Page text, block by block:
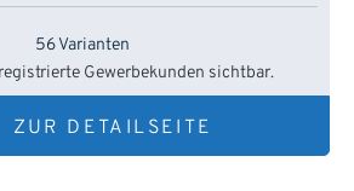
56 Varianten
Gewerbekunden sichtbar.
ZUR DETAILSEITE